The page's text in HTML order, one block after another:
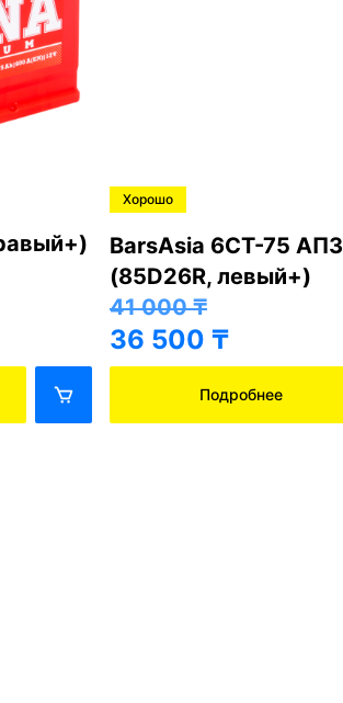
Хорошо
BarsAsia 6СТ-75 АПЗ
(85D26R, левый+)
41 000₸
36 500 ₸
Подробнее